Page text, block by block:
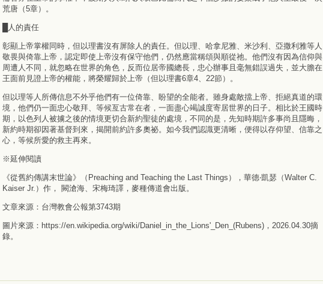
荒唐（5章）。
█人的責任
彰顯上帝掌權同時，但以理書沒有屏除人的責任。但以理、哈拿尼雅、米沙利、亞撒利雅等人
敬畏與倚靠上帝，認定即使上帝沒有保守他們，仍然應當稱頌與順從祂。他們沒有因為信仰與
周遭人不同，就忽略在世界的角色，反而位居帝國總長，忠心辦事且毫無錯誤過失，並大膽在
王面前見證上帝的權能，將榮耀歸於上帝（但以理書6章4、22節）。
但以理等人所傳信息不外乎他們有一位倚靠、盼望的全能者。雖身處敵擋上帝、拒絕真道的環
境，他們仍一面忠心敬拜、等候亙古常在者，一面盡心竭誠度寄居世界的日子。相比於王國時
期，以色列人被擄之後的情境更切合新約聖徒的處境，不同的是，先知時期許多事尚且隱晦，
新約時期卻因著基督到來，揭開前約許多奧祕。如今我們認識更清晰，便得以存仰望、信靠之
心，等候所愛的救主再來。
※延伸閱讀
《從舊約傳講末世論》（Preaching and Teaching the Last Things），華德‧凱瑟（Walter C.
Kaiser Jr.）作， 闕滄海、宋梅琦譯，麥種傳道會出版。
文章來源：台灣教會公報第3743期
圖片來源：https://en.wikipedia.org/wiki/Daniel_in_the_Lions'_Den_(Rubens)，2026.04.30摘
錄。